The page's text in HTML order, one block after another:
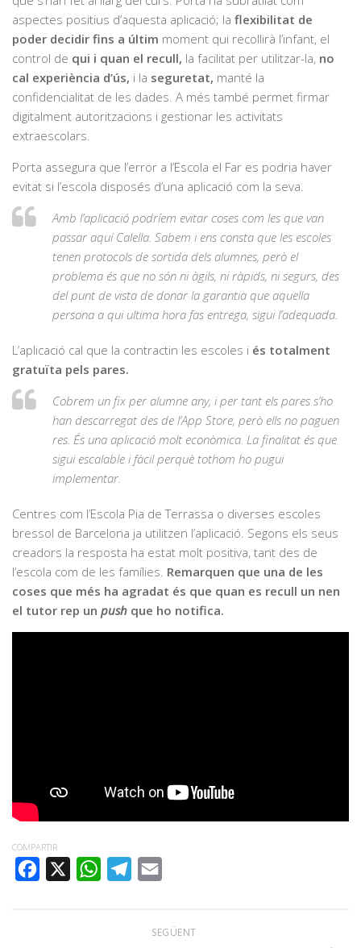
aspectes positius d’aquesta aplicació; la flexibilitat de
poder decidir fins a últim moment qui recollirà l’infant, el
control de qui i quan el recull, la facilitat per utilitzar-la, no
cal experiència d’ús, i la seguretat, manté la
confidencialitat de les dades. A més també permet firmar
digitalment autoritzacions i gestionar les activitats
extraescolars.
Porta assegura que l’error a l’Escola el Far es podria haver
evitat si l’escola disposés d’una aplicació com la seva.
Amb l’aplicació podríem evitar coses com les que van
passar aquí Calella. Sabem i ens consta que les escoles
tenen protocols de sortida dels alumnes, però el
problema és que no són ni àgils, ni ràpids, ni segurs, des
del punt de vista de donar la garantia que aquella
persona a qui ultima hora fas entrega, sigui l’adequada.
L’aplicació cal que la contractin les escoles i és totalment
gratuïta pels pares.
Cobrem un fix per alumne any, i per tant els pares s’ho
han descarregat des de l‘App Store, però ells no paguen
res. És una aplicació molt econòmica. La finalitat és que
sigui escalable i fàcil perquè tothom ho pugui
implementar.
Centres com l’Escola Pia de Terrassa o diverses escoles
bressol de Barcelona ja utilitzen l’aplicació. Segons els seus
creadors la resposta ha estat molt positiva, tant des de
l’escola com de les famílies. Remarquen que una de les
coses que més ha agradat és que quan es recull un nen
el tutor rep un push que ho notifica.
COMPARTIR
FACEBOOK
WHATSAPPTELEGRAM
SEGÜENT